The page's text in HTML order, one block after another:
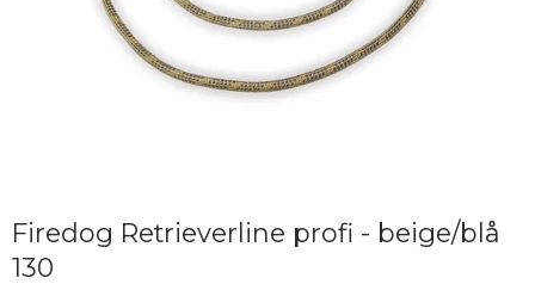
Firedog Retrieverline profi - beige/blå
130